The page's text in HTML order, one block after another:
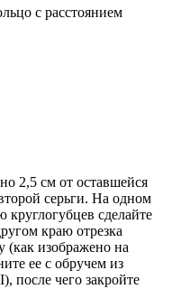
с расстоянием
2,5 см от оставшейся
серьги. На одном
сделайте
краю отрезка
(как изображено на
ее с обручем из
после чего закройте